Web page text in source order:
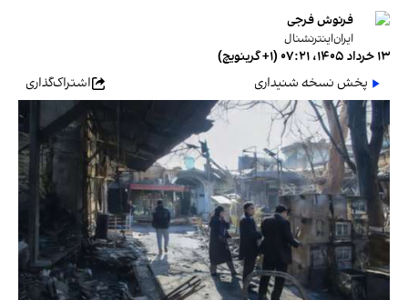
فرنوش فرجی
ایران‌اینترنشنال
۱۳ خرداد ۱۴۰۵، ۰۷:۲۱ (‎+۱ گرینویچ)
پخش نسخه شنیداری
اشتراک‌گذاری